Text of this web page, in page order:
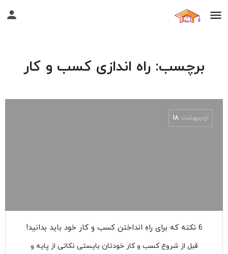
برچسب: راه اندازی کسب و کار
اردیبهشت ۱۸
6 نکته که برای راه انداختن کسب و کار خود باید بدانید!
قبل از شروع کسب و کار خودتان بایستی نکاتی از پایه و